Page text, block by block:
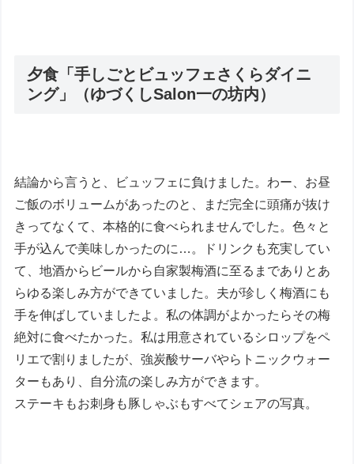
夕食「手しごとビュッフェさくらダイニ
ング」（ゆづくしSalon一の坊内）
結論から言うと、ビュッフェに負けました。わー、お昼
ご飯のボリュームがあったのと、まだ完全に頭痛が抜け
きってなくて、本格的に食べられませんでした。色々と
手が込んで美味しかったのに…。ドリンクも充実してい
て、地酒からビールから自家製梅酒に至るまでありとあ
らゆる楽しみ方ができていました。夫が珍しく梅酒にも
手を伸ばしていましたよ。私の体調がよかったらその梅
絶対に食べたかった。私は用意されているシロップをペ
リエで割りましたが、強炭酸サーバやらトニックウォー
ターもあり、自分流の楽しみ方ができます。
ステーキもお刺身も豚しゃぶもすべてシェアの写真。